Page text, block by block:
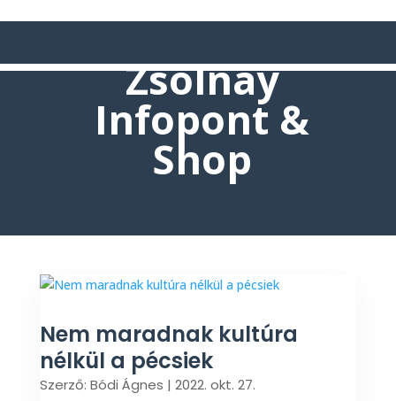
Zsolnay
Infopont &
Shop
Nem maradnak kultúra
nélkül a pécsiek
Szerző: Bódi Ágnes | 2022. okt. 27.